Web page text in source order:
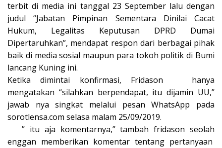
terbit di media ini tanggal 23 September lalu dengan
judul “Jabatan Pimpinan Sementara Dinilai Cacat
Hukum, Legalitas Keputusan DPRD Dumai
Dipertaruhkan”, mendapat respon dari berbagai pihak
baik di media sosial maupun para tokoh politik di Bumi
lancang Kuning ini.
Ketika dimintai konfirmasi, Fridason hanya
mengatakan “silahkan berpendapat, itu dijamin UU,”
jawab nya singkat melalui pesan WhatsApp pada
sorotlensa.com selasa malam 25/09/2019.
” itu aja komentarnya,” tambah fridason seolah
enggan memberikan komentar tentang pertanyaan